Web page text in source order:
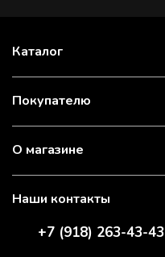
Каталог
Покупателю
О магазине
Наши контакты
+7 (918) 263-43-43